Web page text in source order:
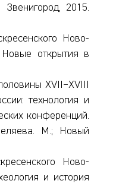
2015.
Ново-
открытия в
XVII–XVIII
технология и
конференций.
М.; Новый
Ново-
и история